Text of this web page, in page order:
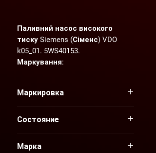
Паливний насос високого
тиску Siemens (Сіменс) VDO
k05_01. 5WS40153.
Маркування:
Стан запчастини - відмінний.
відеоогляд надсилаємо по
"AGP" пропонує нові та вживані
Маркировка
H82286029
Состояние
Марка